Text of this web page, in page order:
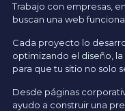
Trabajo con empresas,
buscan una web
Cada proyecto lo
optimizando el diseño,
para que tu sitio no solo
Desde páginas
ayudo a construir una